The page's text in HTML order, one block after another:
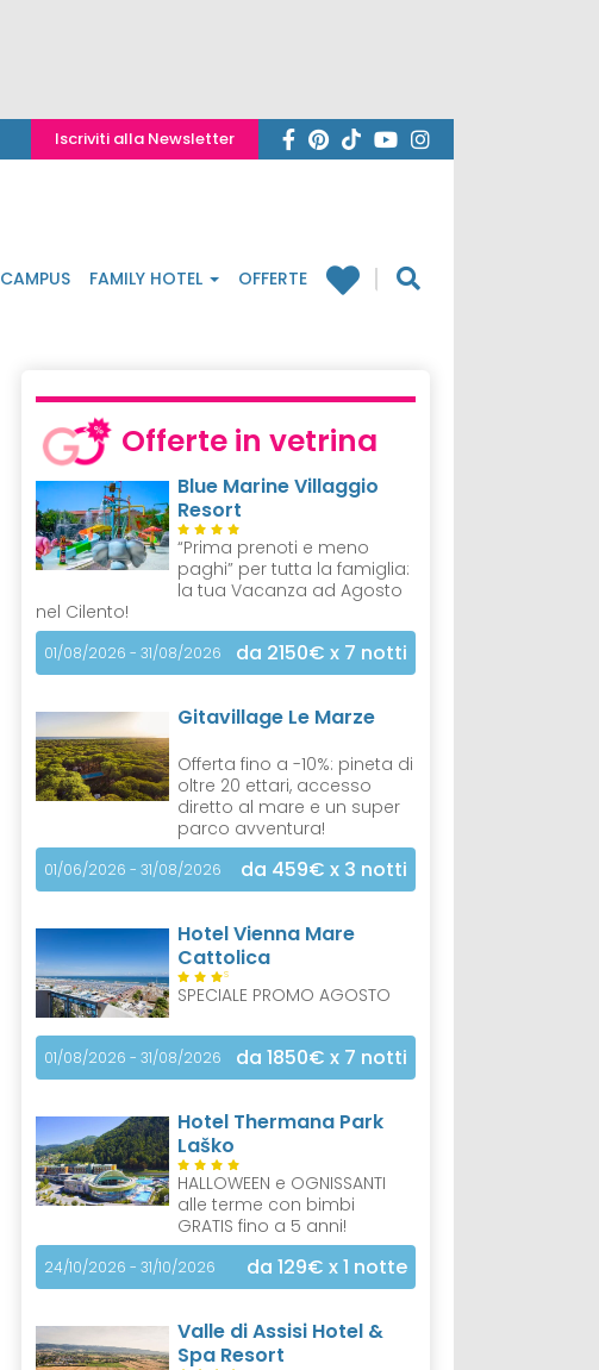
Iscriviti alla Newsletter
CAMPUS FAMILY HOTEL OFFERTE
Offerte in vetrina
Blue Marine Villaggio
Resort
“Prima prenoti e meno
paghi” per tutta la famiglia:
la tua Vacanza ad Agosto
nel Cilento!
01/08/2026 - 31/08/2026 da 2150€ x 7 notti
Gitavillage Le Marze
Offerta fino a -10%: pineta di
oltre 20 ettari, accesso
diretto al mare e un super
parco avventura!
01/06/2026 - 31/08/2026 da 459€ x 3 notti
Hotel Vienna Mare
Cattolica
S
SPECIALE PROMO AGOSTO
01/08/2026 - 31/08/2026 da 1850€ x 7 notti
Hotel Thermana Park
Laško
HALLOWEEN e OGNISSANTI
alle terme con bimbi
GRATIS fino a 5 anni!
24/10/2026 - 31/10/2026 da 129€ x 1 notte
Valle di Assisi Hotel &
Spa Resort